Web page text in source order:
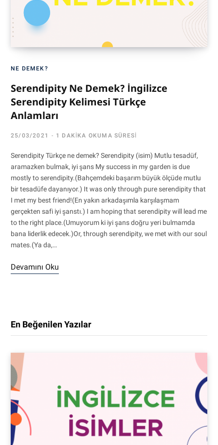
NE DEMEK?
Serendipity Ne Demek? İngilizce
Serendipity Kelimesi Türkçe
Anlamları
25/03/2021 1 DAKIKA OKUMA SÜRESI
Serendipity Türkçe ne demek? Serendipity (isim) Mutlu tesadüf,
aramazken bulmak, iyi şans My success in my garden is due
mostly to serendipity.(Bahçemdeki başarım büyük ölçüde mutlu
bir tesadüfe dayanıyor.) It was only through pure serendipity that
I met my best friend!(En yakın arkadaşımla karşılaşmam
gerçekten safi iyi şanstı.) I am hoping that serendipity will lead me
to the right place.(Umuyorum ki iyi şans doğru yeri bulmamda
bana liderlik edecek.)Or, through serendipity, we met with our soul
mates.(Ya da,…
Devamını Oku
En Beğenilen Yazılar